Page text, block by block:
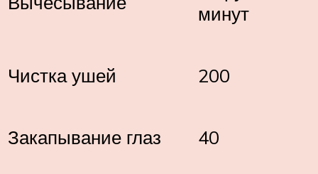
минут
Чистка ушей 200
Закапывание глаз 40